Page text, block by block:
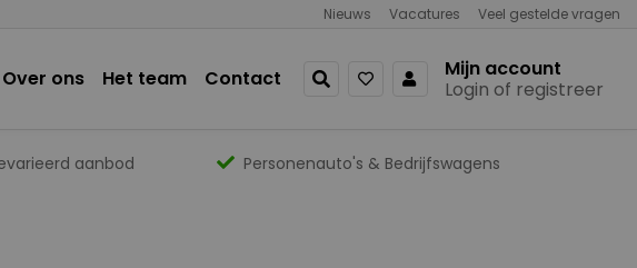
Nieuws Vacatures Veel gestelde vragen
Over ons Het team Contact
Mijn account
Login of registreer
aanbod Personenauto's & Bedrijfswagens